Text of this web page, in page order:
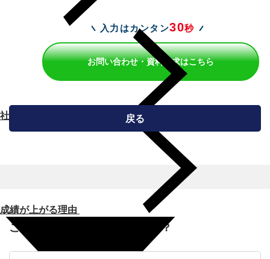
社長メッセージ
成績が上がる理由
入力はカンタン30秒
お問い合わせ・資料請求はこちら
戻る
この記事はお役に立ちましたか？